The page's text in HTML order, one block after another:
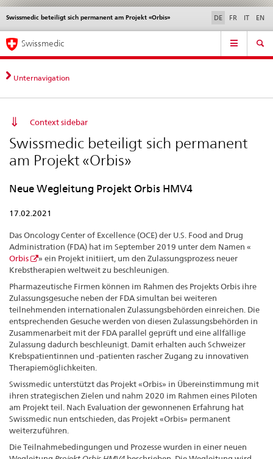
Direktnavigation
News,
Rechtsgrundlagen,
Kontakt
News & Updates Kontakt | Support & Hilfe
Swissmedic beteiligt sich permanent am Projekt «Orbis»
Sprachwahl DE FR IT EN
Service
Hauptnavigation
Swissmedic
Unternavigation
Context sidebar
Swissmedic beteiligt sich permanent
am Projekt «Orbis»
Neue Wegleitung Projekt Orbis HMV4
17.02.2021
Das Oncology Center of Excellence (OCE) der U.S. Food and Drug
Administration (FDA) hat im September 2019 unter dem Namen «
Orbis
» ein Projekt initiiert, um den Zulassungsprozess neuer
Krebstherapien weltweit zu beschleunigen.
Pharmazeutische Firmen können im Rahmen des Projekts Orbis ihre
Zulassungsgesuche neben der FDA simultan bei weiteren
teilnehmenden internationalen Zulassungsbehörden einreichen. Die
entsprechenden Gesuche werden von diesen Zulassungsbehörden in
Zusammenarbeit mit der FDA parallel geprüft und eine allfällige
Zulassung dadurch beschleunigt. Damit erhalten auch Schweizer
Krebspatientinnen und -patienten rascher Zugang zu innovativen
Therapiemöglichkeiten.
Swissmedic unterstützt das Projekt «Orbis» in Übereinstimmung mit
ihren strategischen Zielen und nahm 2020 im Rahmen eines Piloten
am Projekt teil. Nach Evaluation der gewonnenen Erfahrung hat
Swissmedic nun entschieden, das Projekt «Orbis» permanent
weiterzuführen.
Die Teilnahmebedingungen und Prozesse wurden in einer neuen